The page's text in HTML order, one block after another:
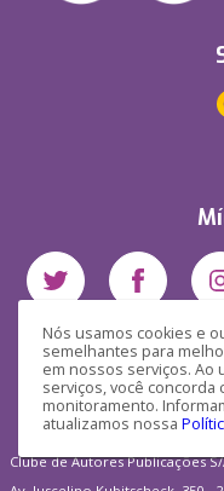
Nós usamos cookies e
semelhantes para
em nossos serviços. Ao
serviços, você concorda
monitoramento.
atualizamos nossa
Clube de Autores Publicações S/